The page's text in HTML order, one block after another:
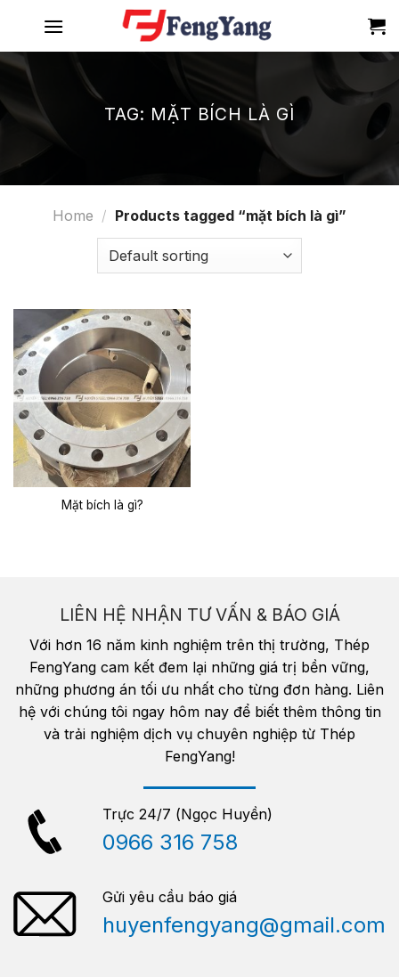
content
TAG: MẶT BÍCH LÀ GÌ
Home / Products tagged “mặt bích là gì”
Mặt bích là gì?
LIÊN HỆ NHẬN TƯ VẤN & BÁO GIÁ
Với hơn 16 năm kinh nghiệm trên thị trường, Thép
FengYang cam kết đem lại những giá trị bền vững,
những phương án tối ưu nhất cho từng đơn hàng. Liên
hệ với chúng tôi ngay hôm nay để biết thêm thông tin
và trải nghiệm dịch vụ chuyên nghiệp từ Thép
FengYang!
Trực 24/7 (Ngọc Huyền)
0966 316 758
Gửi yêu cầu báo giá
huyenfengyang@gmail.com